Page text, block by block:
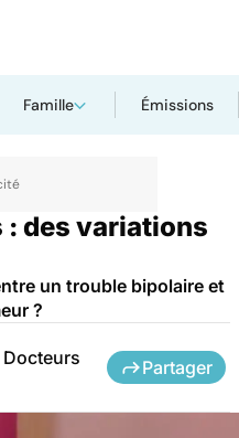
Famille Émissions
des variations
un trouble bipolaire et
?
Partager